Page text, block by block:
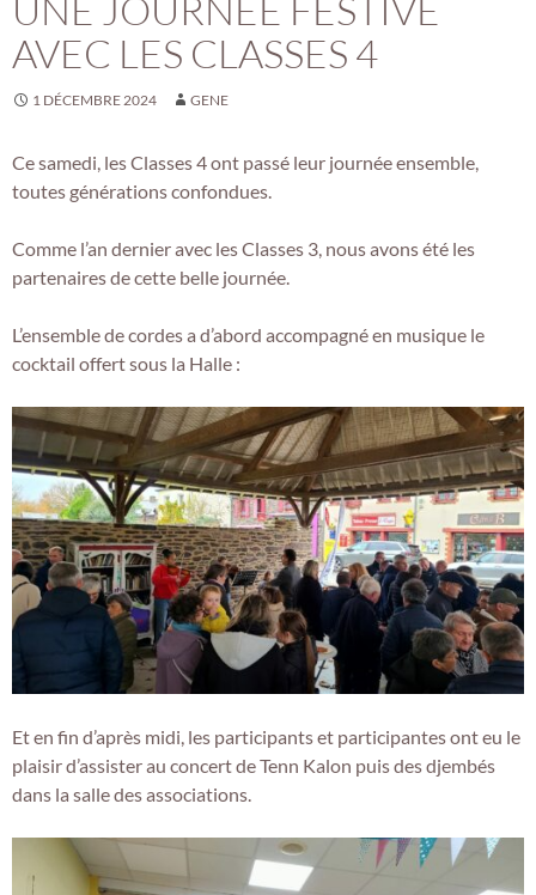
AVEC LES CLASSES 4
1 DÉCEMBRE 2024 GENE
Ce samedi, les Classes 4 ont passé leur journée ensemble,
toutes générations confondues.
Comme l’an dernier avec les Classes 3, nous avons été les
partenaires de cette belle journée.
L’ensemble de cordes a d’abord accompagné en musique le
cocktail offert sous la Halle :
Et en fin d’après midi, les participants et participantes ont eu le
plaisir d’assister au concert de Tenn Kalon puis des djembés
dans la salle des associations.